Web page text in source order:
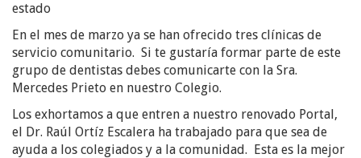
estado
En el mes de marzo ya se han ofrecido tres clínicas de
servicio comunitario. Si te gustaría formar parte de este
grupo de dentistas debes comunicarte con la Sra.
Mercedes Prieto en nuestro Colegio.
Los exhortamos a que entren a nuestro renovado Portal,
el Dr. Raúl Ortíz Escalera ha trabajado para que sea de
ayuda a los colegiados y a la comunidad. Esta es la mejor